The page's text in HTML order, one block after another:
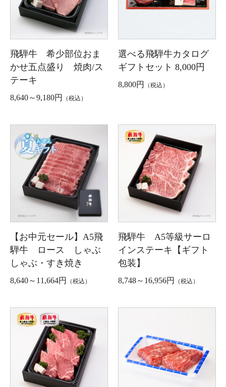
飛騨牛 希少部位おま
かせ五点盛り 焼肉/ス
テーキ
8,640～9,180円 （税込）
選べる飛騨牛カタログ
ギフトセット 8,000円
8,800円 （税込）
【お中元セール】A5飛
騨牛 ロース しゃぶ
しゃぶ・すき焼き
8,640～11,664円 （税込）
飛騨牛 A5等級サーロ
インステーキ【ギフト
包装】
8,748～16,956円 （税込）